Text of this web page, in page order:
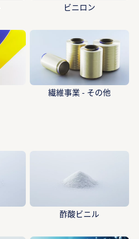
ビニロン
繊維事業 - その他
酢酸ビニル